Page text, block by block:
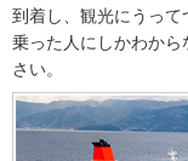
到着し、観光にうって
乗った人にしかわか
さい。